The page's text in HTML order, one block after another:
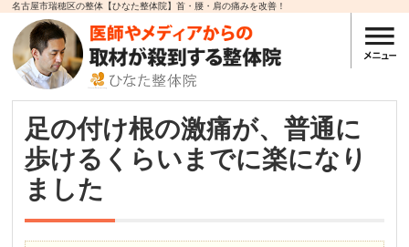
名古屋市瑞穂区の整体【ひなた整体院】首・腰・肩の痛みを改善！
足の付け根の激痛が、普通に
歩けるくらいまでに楽になり
ました